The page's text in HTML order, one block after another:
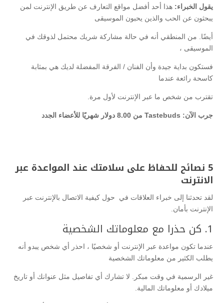
يقول الخبراء: هذا أحد أفضل مواقع التعارف عن طريق الإنترنت لمن
يبحثون عن الحب والذين يحبون الموسيقى
أيضًا. من المنطقي أنه في حالة مشاركة شريك محتمل لذوقك في
الموسيقى ،
فستكون بداية جيدة وأن الفنان / الفرقة المفضلة لديك هي بمثابة
كاسحة رائعة عندما
تقترب من شخص ما عبر الإنترنت لأول مرة.
جرب الآن: Tastebuds من 8.00 دولار شهريًا للأعضاء الجدد
5 نصائح للحفاظ على سلامتك عند المواعدة عبر
الانترنت
لقد تحدثنا إلى خبراء العلاقات في حول كيفية الاتصال بالإنترنت عبر
الإنترنت بأمان.
1. كن حذرا مع معلوماتك الشخصية
عندما تكون مواعدة عبر الإنترنت أو شخصيًا ، احذر أي شخص يبدو أنه
يطلب الكثير من معلوماتك الشخصية
غير الرسمية في وقت مبكر. لا تشارك أي تفاصيل مثل عنوانك أو تاريخ
ميلادك أو معلوماتك المالية.